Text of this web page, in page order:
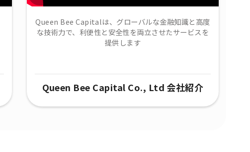
Queen Bee Capitalは、グローバルな金融知識と高度
な技術力で、​利便性と安全性を両立させたサービスを
提供します
Queen Bee Capital Co., Ltd 会社紹介